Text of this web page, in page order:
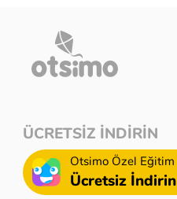
ÜCRETSİZ İNDİRİN
Otsimo Özel Eğitim
Ücretsiz İndirin